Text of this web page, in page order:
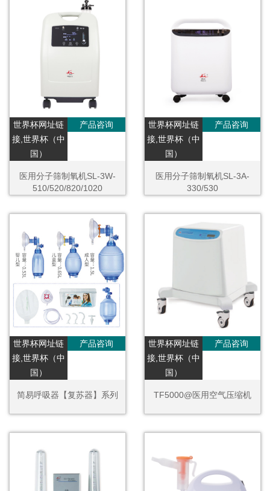
世界杯网址链
接,世界杯（中
国）
产品咨询
医用分子筛制氧机SL-3W-
510/520/820/1020
世界杯网址链
接,世界杯（中
国）
产品咨询
医用分子筛制氧机SL-3A-
330/530
世界杯网址链
接,世界杯（中
国）
产品咨询
简易呼吸器【复苏器】系列
世界杯网址链
接,世界杯（中
国）
产品咨询
TF5000@医用空气压缩机